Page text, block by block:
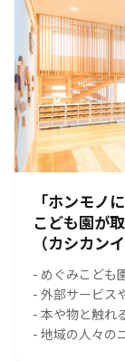
「ホンモノ
こども園が
（カシカン
- めぐみこども
- 外部サービス
- 本や物と触れ
- 地域の人々の